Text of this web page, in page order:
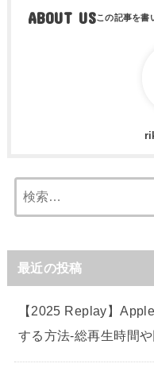
ABOUT US
最近の投稿
【2025 Replay】
する方法-総再生時間